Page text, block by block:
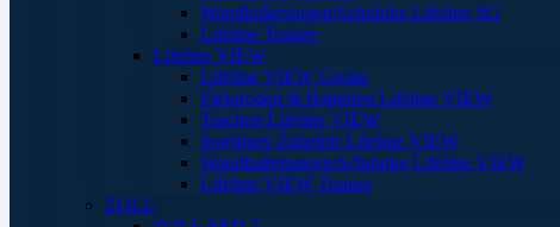
Wandhalterungen/Schränke Lifeline SG
Lifeline Trainer
Lifeline VIEW
Lifeline VIEW Geräte
Elektroden & Batterien Lifeline VIEW
Taschen Lifeline VIEW
Sonstiges Zubehör Lifeline VIEW
Wandhalterungen/Schränke Lifeline VIEW
Lifeline VIEW Trainer
ZOLL